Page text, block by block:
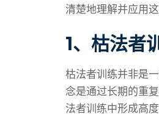
清楚地理解并应用
1、枯法者
枯法者训练并非是
念是通过长期的重
法者训练中形成高